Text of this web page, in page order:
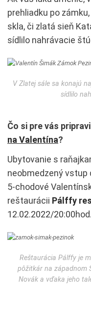
prehliadku po
skla, či zlatá sieň
sídlilo nahrávacie
V Zlatej sále sa konajú
sídlilo
Čo si pre vás
na Valentína?
Ubytovanie s
neobmedzený vstup
5-chodové
reštaurácii Pálffy
12.02.2022/
Reštaurácia Pálffy je
pôžitkár na západnom
Novák a vďaka jeho